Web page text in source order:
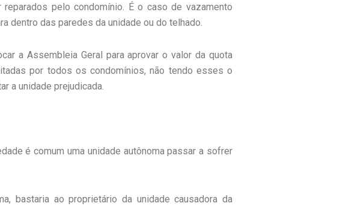
pelo condomínio. É o caso de vazamento
dentro das paredes da unidade ou do telhado.
a Assembleia Geral para aprovar o valor da quota
por todos os condomínios, não tendo esses o
a unidade prejudicada.
é comum uma unidade autônoma passar a sofrer
bastaria ao proprietário da unidade causadora da